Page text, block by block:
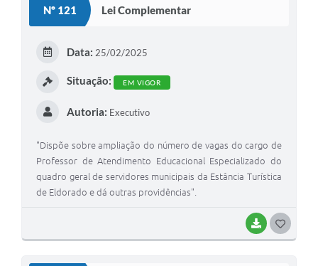
Nº 121 Lei Complementar
BAIXAR
Data: 25/02/2025
Situação: EM VIGOR
Autoria: Executivo
"Dispõe sobre ampliação do número de vagas do cargo de
Professor de Atendimento Educacional Especializado do
quadro geral de servidores municipais da Estância Turística
de Eldorado e dá outras providências".